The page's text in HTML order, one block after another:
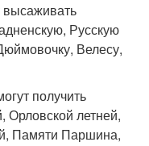
Русскую
Велесу,
получить
летней,
Памяти Паршина,